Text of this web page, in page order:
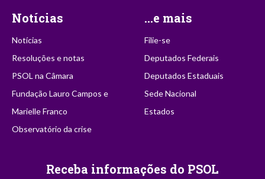
Notícias
Notícias
Resoluções e notas
PSOL na Câmara
Fundação Lauro Campos e
Marielle Franco
Observatório da crise
...e mais
Filie-se
Deputados Federais
Deputados Estaduais
Sede Nacional
Estados
Receba informações do PSOL